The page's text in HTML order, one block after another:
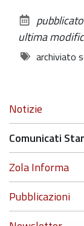
documento
ultima
archiviato
Navigazione
Notizie
Comunicati
Zola Informa
Pubblicazioni